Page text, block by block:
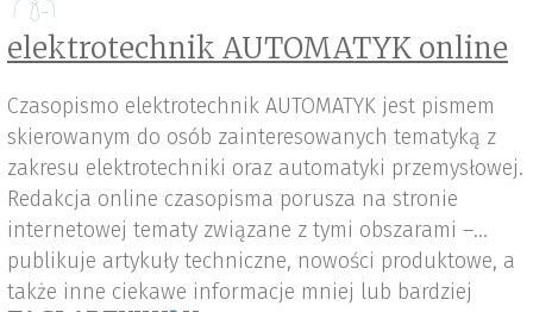
elektrotechnik AUTOMATYK online
Czasopismo elektrotechnik AUTOMATYK jest pismem
skierowanym do osób zainteresowanych tematyką z
zakresu elektrotechniki oraz automatyki przemysłowej.
Redakcja online czasopisma porusza na stronie
internetowej tematy związane z tymi obszarami –
publikuje artykuły techniczne, nowości produktowe, a
także inne ciekawe informacje mniej lub bardziej